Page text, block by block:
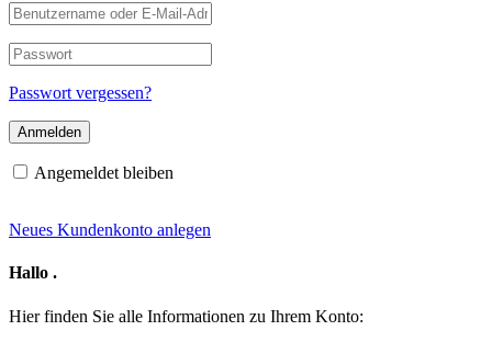
Benutzername
oder
E-
Mail-
Adresse
Passwort
Passwort vergessen?
Angemeldet bleiben
Neues Kundenkonto anlegen
Hallo .
Hier finden Sie alle Informationen zu Ihrem Konto: